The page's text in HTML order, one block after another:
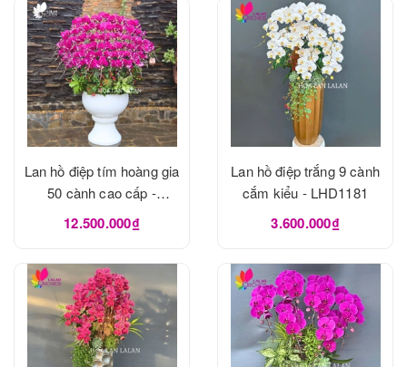
Lan hồ điệp tím hoàng gia
50 cành cao cấp -
LHD1182
12.500.000₫
Lan hồ điệp trắng 9 cành
cắm kiểu - LHD1181
3.600.000₫